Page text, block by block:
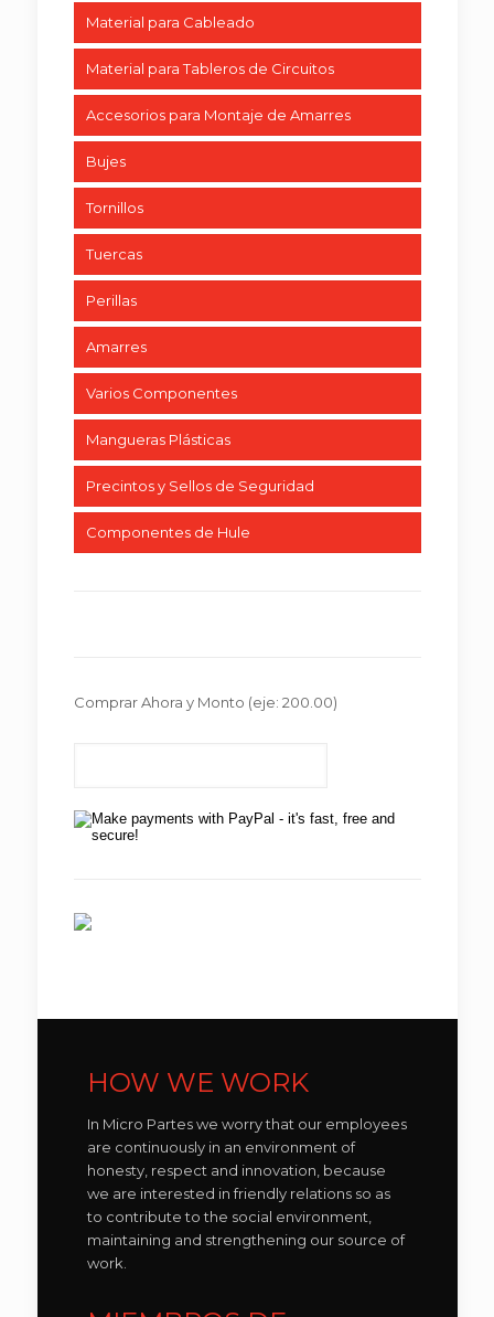
Material para Cableado
Material para Tableros de Circuitos
Accesorios para Montaje de Amarres
Bujes
Tornillos
Tuercas
Perillas
Amarres
Varios Componentes
Mangueras Plásticas
Precintos y Sellos de Seguridad
Componentes de Hule
Comprar Ahora y Monto (eje: 200.00)
HOW WE WORK
In Micro Partes we worry that our employees
are continuously in an environment of
honesty, respect and innovation, because
we are interested in friendly relations so as
to contribute to the social environment,
maintaining and strengthening our source of
work.